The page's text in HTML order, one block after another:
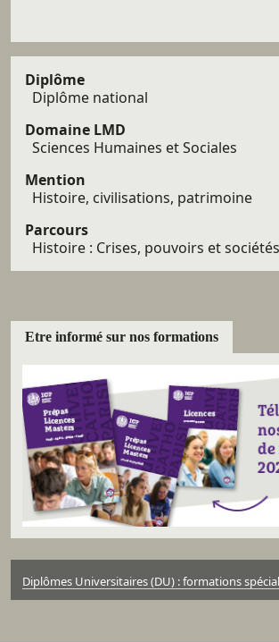
Diplôme
Diplôme national
Domaine LMD
Sciences Humaines et Sociales
Mention
Histoire, civilisations, patrimoine
Parcours
Histoire : Crises, pouvoirs et sociétés
Etre informé sur nos formations
Diplômes Universitaires (DU) : formations